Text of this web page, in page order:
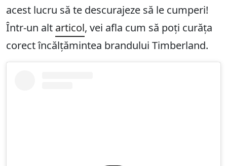
acest lucru să te descurajeze să le cumperi!
Într-un alt articol, vei afla cum să poți curăța
corect încălțămintea brandului Timberland.